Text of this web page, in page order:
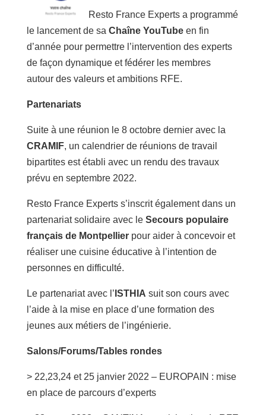
Resto France Experts a programmé
le lancement de sa Chaîne YouTubeen fin
d’année pour permettre l’intervention des experts
de façon dynamique et fédérer les membres
autour des valeurs et ambitions RFE.
Partenariats
Suite à une réunion le 8 octobre dernier avec la
CRAMIF, un calendrier de réunions de travail
bipartites est établi avec un rendu des travaux
prévu en septembre 2022.
Resto France Experts s’inscrit également dans un
partenariat solidaire avec le Secours populaire
français de Montpellierpour aider à concevoir et
réaliser une cuisine éducative à l’intention de
personnes en difficulté.
Le partenariat avec l’ ISTHIA suit son cours avec
l’aide à la mise en place d’une formation des
jeunes aux métiers de l’ingénierie.
Salons/Forums/Tables rondes
> 22,23,24 et 25 janvier 2022 – EUROPAIN : mise
en place de parcours d’experts